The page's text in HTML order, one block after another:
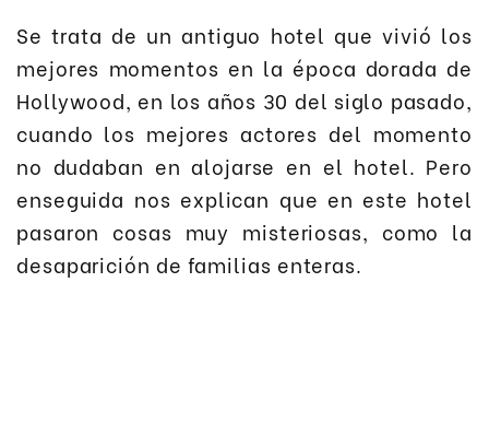
Se trata de un antiguo hotel que vivió los
mejores momentos en la época dorada de
Hollywood, en los años 30 del siglo pasado,
cuando los mejores actores del momento
no dudaban en alojarse en el hotel. Pero
enseguida nos explican que en este hotel
pasaron cosas muy misteriosas, como la
desaparición de familias enteras.